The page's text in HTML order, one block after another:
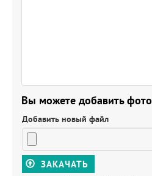
Вы можете добавить фото
Добавить новый файл
ЗАКАЧАТЬ